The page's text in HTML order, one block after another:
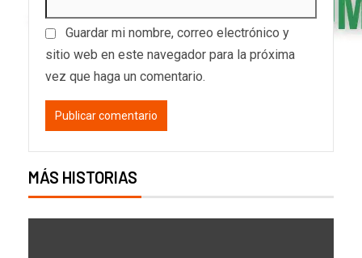
Guardar mi nombre, correo electrónico y
sitio web en este navegador para la próxima
vez que haga un comentario.
MÁS HISTORIAS